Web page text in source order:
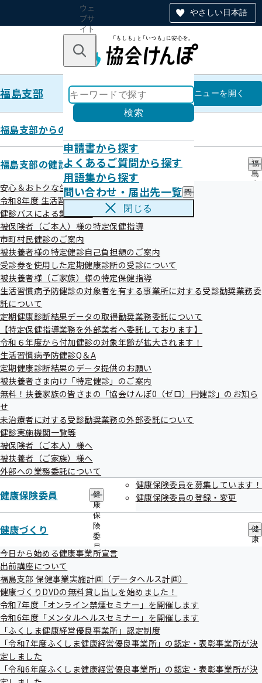
やさしい日本語
ウェ
ブサ
イト
のナ
ン
キーワードで探す
検索
申請書から探す
よくあるご質問から探す
用語集から探す
問い合わせ・届出先一覧 問
い
一
覧
サ
ブ
メ
閉じる
福島支部 福島支部
メニューを開く
福島支部からのお知らせ
福島支部の健診・保健指導のご案内
福
島
の
ー
安心＆おトクな生活習慣病予防健診はコチラ！
令和8年度 生活習慣病予防健診について
健診バスによる集合健診
被保険者（ご本人）様の特定保健指導
市町村民健診のご案内
被扶養者様の特定健診自己負担額のご案内
受診券を使用した定期健康診断の受診について
被扶養者様（ご家族）様の特定保健指導
生活習慣病予防健診の対象者を有する事業所に対する受診勧奨業務委
託について
定期健康診断結果データの取得勧奨業務委託について
【特定保健指導業務を外部業者へ委託しております】
令和６年度から付加健診の対象年齢が拡大されます！
生活習慣病予防健診Q＆A
定期健康診断結果のデータ提供のお願い
被扶養者さま向け「特定健診」のご案内
無料！扶養家族の皆さまの「協会けんぽ0（ゼロ）円健診」のお知ら
せ
未治療者に対する受診勧奨業務の外部委託について
健診実施機関一覧等
被保険者（ご本人）様へ
被扶養者（ご家族）様へ
外部への業務委託について
健康保険委員
健
康
保
険
委
員
の
ブ
メ
ニ
ュ
ー
健康保険委員を募集しています！
健康保険委員の登録・変更
健康づくり
健
康
ー
今日から始める健康事業所宣言
出前講座について
福島支部 保健事業実施計画（データヘルス計画）
健康づくりDVDの無料貸し出しを始めました！
令和7年度「オンライン禁煙セミナー」を開催します
令和6年度「メンタルヘルスセミナー」を開催します
「ふくしま健康経営優良事業所」認定制度
「令和7年度ふくしま健康経営優良事業所」の認定・表彰事業所が決
定しました
「令和6年度ふくしま健康経営優良事業所」の認定・表彰事業所が決
バックナンバー第271号
（2025.10.15）
令和07年10月16日
＋2025.10.15配信＋＋＋＋＋＋＋＋＋＋＋＋＋＋＋＋＋＋＋＋＋＋
＋＋＋
◇◆◇　協会けんぽ福島支部メールマガジン　第 271号
◇◆◇
＋＋＋＋＋＋＋＋＋＋＋＋＋＋＋＋＋＋＋＋＋＋＋＋＋＋＋＋＋＋＋
＋＋
こんにちは、協会けんぽ福島支部です。
※このメールは送信専用のメールアドレスから配信しております。
ご返信いただいても、個別にお答えすることができかねますので
ご了承ください。
＿＿＿＿＿＿＿＿＿＿＿＿＿＿＿＿＿＿＿＿＿＿＿＿＿＿＿＿＿＿
＿＿＿
＞＞＞＞＞　　　　もくじ　　　　＜＜＜＜＜
１.マイナ保険証をお持ちでない方へ資格確認書を送付します
２.令和7年度被扶養者資格再確認について
３.令和7年度社会保険事務講習会を開催いたします
４.【訂正】健康経営優良法人2026（経産省）の申請締切日につい
て